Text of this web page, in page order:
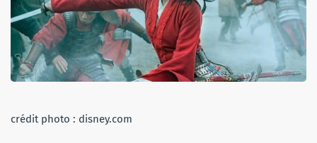
crédit photo : disney.com